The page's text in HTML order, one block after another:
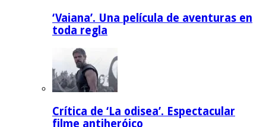
‘Vaiana’. Una película de aventuras en
toda regla
Crítica de ‘La odisea’. Espectacular
filme antiheróico